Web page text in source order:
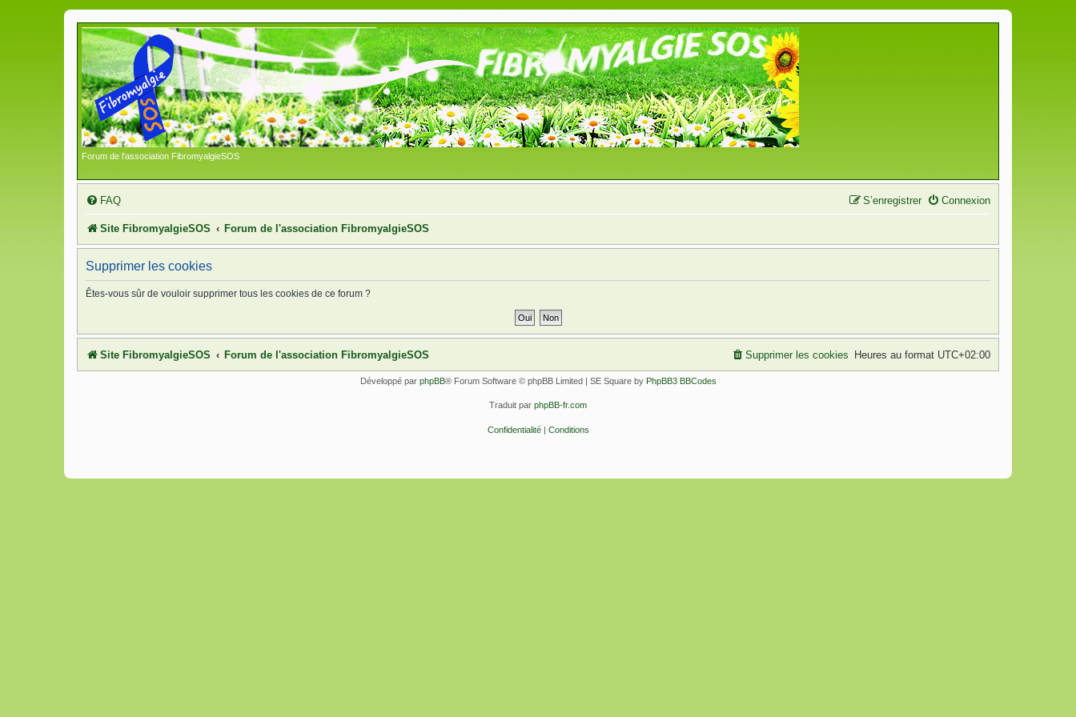
Forum de l'association FibromyalgieSOS
FAQ Connexion
S’enregistrer
Site FibromyalgieSOS Forum de l'association FibromyalgieSOS
Supprimer les cookies
Êtes-vous sûr de vouloir supprimer tous les cookies de ce forum ?
Site FibromyalgieSOS Forum de l'association FibromyalgieSOS Heures au format UTC+02:00
Supprimer les cookies
Développé par phpBB® Forum Software © phpBB Limited | SE Square by PhpBB3 BBCodes
Traduit par phpBB-fr.com
Confidentialité| Conditions